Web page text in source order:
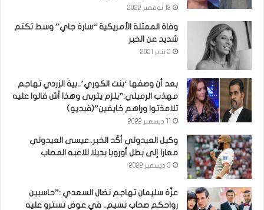
13 نوفمبر 2022
وفاة الممثلة الأمريكية “سارة جاي” وسط تكتم
شديد عن الخبر
2 يناير 2021
بعد أن وصفها ‘بنت الكوري’..بية الزردي تهاجم
مهذب الرميلي:”يلزم يتربى وهذا أش قالوا عليه
تلامذتوا وراهم خايفين”(فيديو)
وكيل العيدوني أكّد الخبر..عيسى العيدوني
معارا إلى بطل أوروبا بديلا للاعبه المصاب
3 ديسمبر 2022
عزّة سليمان تهاجم نضال السعدي :”حاسبين
رواحكم صحاب نسيم.. في عوض تسترو عليه